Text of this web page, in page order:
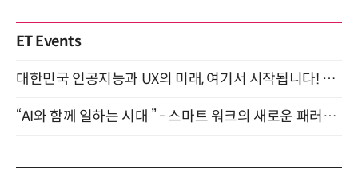
ET Events
대한민국 인공지능과 UX의 미래, 여기서 시작됩니다! UX Korea 2026 - Fall 9월 2일 개최
“AI와 함께 일하는 시대 ” - 스마트 워크의 새로운 패러다임 (9/11)